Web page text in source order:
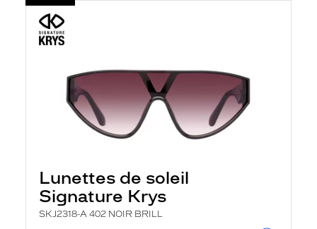
Lunettes de soleil
Signature Krys
SKJ2318-A 402 NOIR BRILL